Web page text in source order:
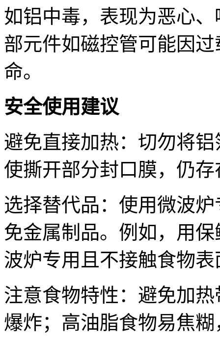
如铝中毒，表现为恶心
部元件如磁控管可能因
命。
安全使用建议
避免直接加热：切勿将
使撕开部分封口膜，仍
选择替代品：使用微波
免金属制品。例如，用
波炉专用且不接触食物表
注意食物特性：避免加
爆炸；高油脂食物易焦